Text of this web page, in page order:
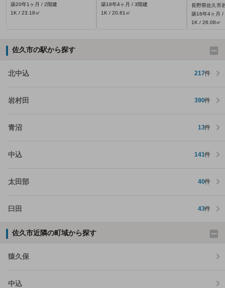
築20年1ヶ月 / 2階建
1K / 23.18㎡
築18年4ヶ月 / 3階建
1K / 20.81㎡
長野県佐久市
築16年4ヶ月 /
1K / 26.08㎡
佐久市の駅から探す
北中込 217件
岩村田 390件
青沼 13件
中込 141件
太田部 40件
臼田 43件
佐久市近隣の町域から探す
猿久保
中込